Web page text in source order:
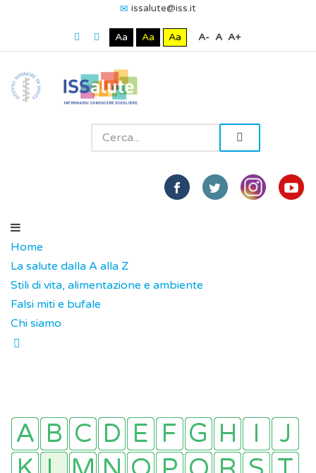
issalute@iss.it
Aa Aa Aa A- A A+
Home
La salute dalla A alla Z
Stili di vita, alimentazione e ambiente
Falsi miti e bufale
Chi siamo